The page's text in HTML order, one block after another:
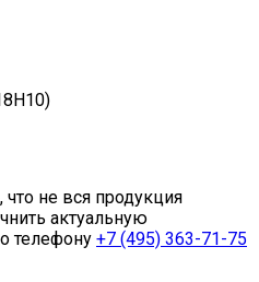
не вся продукция
актуальную
телефону +7 (495) 363-71-75